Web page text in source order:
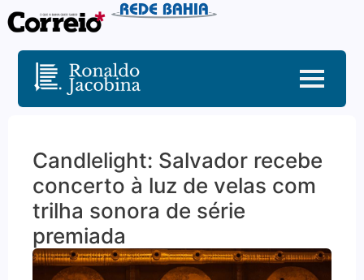
Candlelight: Salvador recebe
concerto à luz de velas com
trilha sonora de série
premiada